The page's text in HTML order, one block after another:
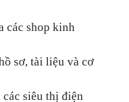
các shop kinh
sơ, tài liệu và cơ
các siêu thị điện